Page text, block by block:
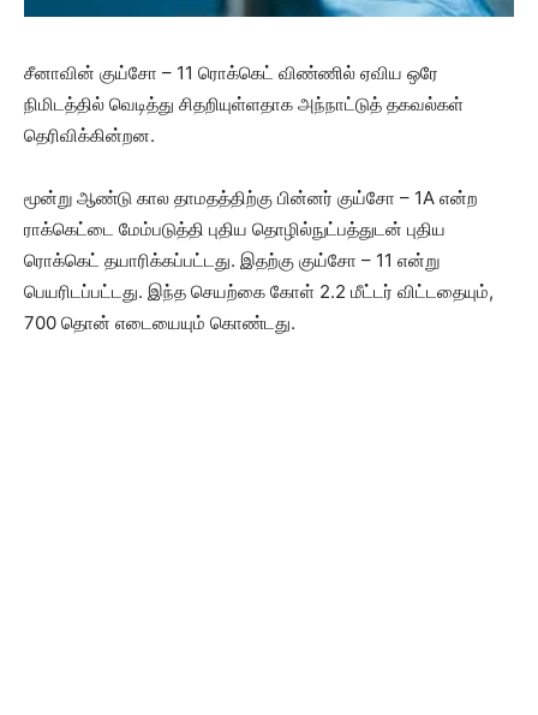
சீனாவின் குய்சோ – 11 ரொக்கெட் விண்ணில் ஏவிய ஒரே
நிமிடத்தில் வெடித்து சிதறியுள்ளதாக அந்நாட்டுத் தகவல்கள்
தெரிவிக்கின்றன.
மூன்று ஆண்டு கால தாமதத்திற்கு பின்னர் குய்சோ – 1A என்ற
ராக்கெட்டை மேம்படுத்தி புதிய தொழில்நுட்பத்துடன் புதிய
ரொக்கெட் தயாரிக்கப்பட்டது. இதற்கு குய்சோ – 11 என்று
பெயரிடப்பட்டது. இந்த செயற்கை கோள் 2.2 மீட்டர் விட்டதையும்,
700 தொன் எடையையும் கொண்டது.